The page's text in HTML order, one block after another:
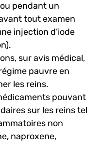
pendant un
tout examen
injection d’iode
sur avis médical,
pauvre en
les reins.
pouvant
sur les reins tel
non
naproxene,